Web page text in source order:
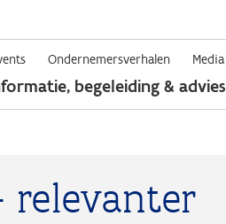
Overslaan
en
naar
de
Ondernemersverhalen Media
begeleiding & advies
relevanter